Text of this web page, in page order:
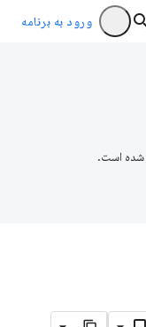
ورود به برنامه
شده است.